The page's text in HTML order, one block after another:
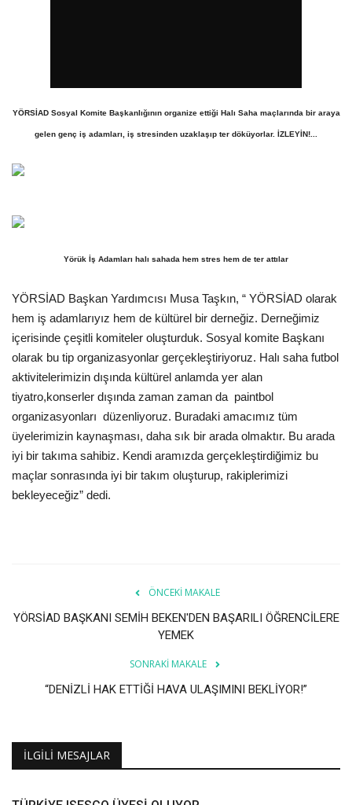
Röportajlar
Köşe Yazarları
Galeri
YÖRSİAD Sosyal Komite Başkanlığının organize ettiği Halı Saha maçlarında bir araya
gelen genç iş adamları, iş stresinden uzaklaşıp ter döküyorlar. İZLEYİN!...
Yörük İş Adamları halı sahada hem stres hem de ter attılar
YÖRSİAD Başkan Yardımcısı Musa Taşkın, “ YÖRSİAD olarak
hem iş adamlarıyız hem de kültürel bir derneğiz. Derneğimiz
içerisinde çeşitli komiteler oluşturduk. Sosyal komite Başkanı
olarak bu tip organizasyonlar gerçekleştiriyoruz. Halı saha futbol
aktivitelerimizin dışında kültürel anlamda yer alan
tiyatro,konserler dışında zaman zaman da paintbol
organizasyonları düzenliyoruz. Buradaki amacımız tüm
üyelerimizin kaynaşması, daha sık bir arada olmaktır. Bu arada
iyi bir takıma sahibiz. Kendi aramızda gerçekleştirdiğimiz bu
maçlar sonrasında iyi bir takım oluşturup, rakiplerimizi
bekleyeceğiz” dedi.
ÖNCEKI MAKALE
YÖRSİAD BAŞKANI SEMİH BEKEN'DEN BAŞARILI ÖĞRENCİLERE
YEMEK
SONRAKI MAKALE
“DENİZLİ HAK ETTİĞİ HAVA ULAŞIMINI BEKLİYOR!”
İLGILI MESAJLAR